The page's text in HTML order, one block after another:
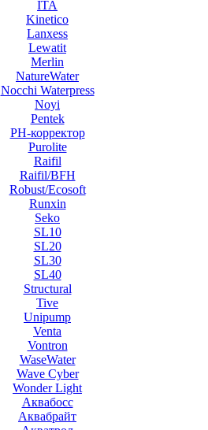
ITA
Kinetico
Lanxess
Lewatit
Merlin
NatureWater
Nocchi Waterpress
Noyi
Pentek
PH-корректор
Purolite
Raifil
Raifil/BFH
Robust/Ecosoft
Runxin
Seko
SL10
SL20
SL30
SL40
Structural
Tive
Unipump
Venta
Vontron
WaseWater
Wave Cyber
Wonder Light
Аквабосс
Аквабрайт